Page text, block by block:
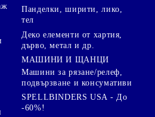
Панделки, ширити, лико,
тел
Деко елементи от хартия,
дърво, метал и др.
МАШИНИ И ЩАНЦИ
Машини за рязане/релеф,
подвързване и консумативи
SPELLBINDERS USA - До
-60%!